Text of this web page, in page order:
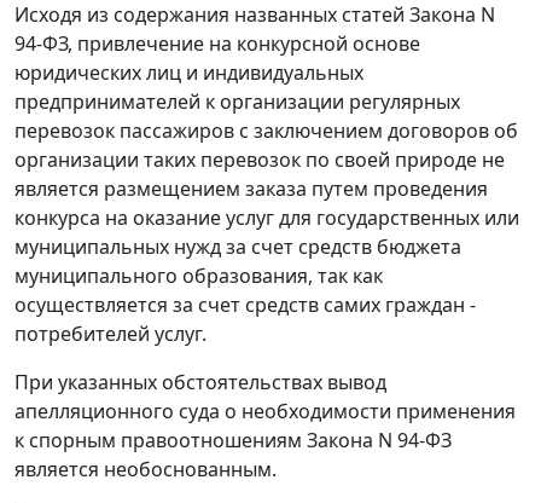
Исходя из содержания названных статей Закона N
94-ФЗ, привлечение на конкурсной основе
юридических лиц и индивидуальных
предпринимателей к организации регулярных
перевозок пассажиров с заключением договоров об
организации таких перевозок по своей природе не
является размещением заказа путем проведения
конкурса на оказание услуг для государственных или
муниципальных нужд за счет средств бюджета
муниципального образования, так как
осуществляется за счет средств самих граждан -
потребителей услуг.
При указанных обстоятельствах вывод
апелляционного суда о необходимости применения
к спорным правоотношениям Закона N 94-ФЗ
является необоснованным.